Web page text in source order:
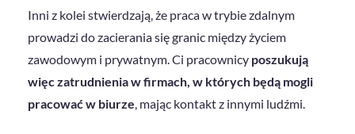
Inni z kolei stwierdzają, że praca w trybie zdalnym
prowadzi do zacierania się granic między życiem
zawodowym i prywatnym. Ci pracownicy poszukują
więc zatrudnienia w firmach, w których będą mogli
pracować w biurze, mając kontakt z innymi ludźmi.